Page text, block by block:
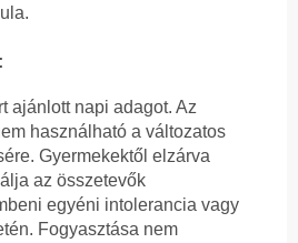
ajánlott napi adagot. Az
használható a változatos
Gyermekektől elzárva
az összetevők
egyéni intolerancia vagy
Fogyasztása nem